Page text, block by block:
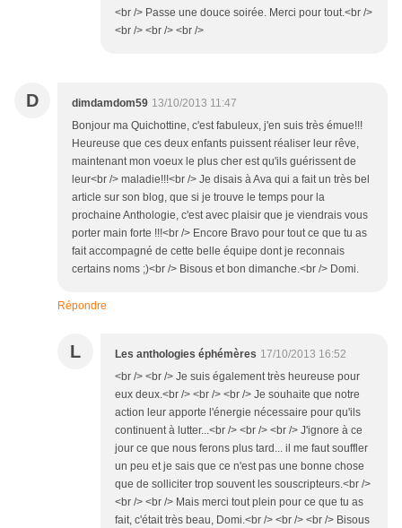
<br /> Passe une douce soirée. Merci pour tout.<br />
<br /> <br /> <br />
D dimdamdom59 13/10/2013 11:47
Bonjour ma Quichottine, c'est fabuleux, j'en suis très émue!!!
Heureuse que ces deux enfants puissent réaliser leur rêve,
maintenant mon voeux le plus cher est qu'ils guérissent de
leur<br /> maladie!!!<br /> Je disais à Ava qui a fait un très bel
article sur son blog, que si je trouve le temps pour la
prochaine Anthologie, c'est avec plaisir que je viendrais vous
porter main forte !!!<br /> Encore Bravo pour tout ce que tu as
fait accompagné de cette belle équipe dont je reconnais
certains noms ;)<br /> Bisous et bon dimanche.<br /> Domi.
Répondre
L Les anthologies éphémères 17/10/2013 16:52
<br /> <br /> Je suis également très heureuse pour
eux deux.<br /> <br /> <br /> Je souhaite que notre
action leur apporte l'énergie nécessaire pour qu'ils
continuent à lutter...<br /> <br /> <br /> J'ignore à ce
jour ce que nous ferons plus tard... il me faut souffler
un peu et je sais que ce n'est pas une bonne chose
que de solliciter trop souvent les souscripteurs.<br />
<br /> <br /> Mais merci tout plein pour ce que tu as
fait, c'était très beau, Domi.<br /> <br /> <br /> Bisous